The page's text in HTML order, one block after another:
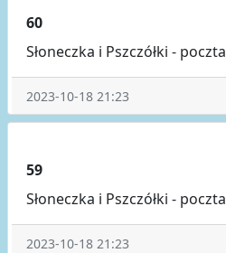
60
Słoneczka i Pszczółki - poczta
2023-10-18 21:23
59
Słoneczka i Pszczółki - poczta
2023-10-18 21:23